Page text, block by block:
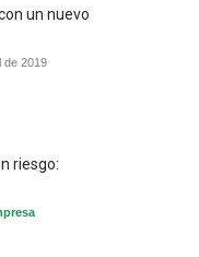
un nuevo
de 2019
riesgo: